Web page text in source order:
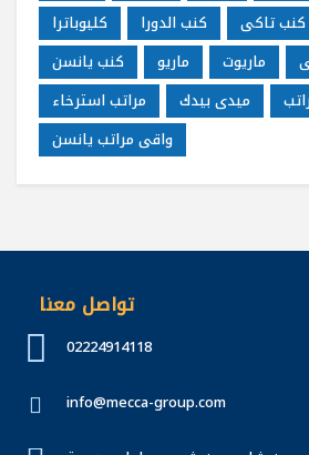
كليوباترا
كنب الدورا كنب تاكى
كنب يانسن
ماريو ماريوت
مراتب استرخاء
ميدى بيدك
واقى مراتب يانسن
تواصل معنا
02224914118
info@mecca-group.com